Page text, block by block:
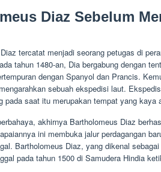
Diaz Sebelum
tercatat menjadi seorang petugas di
tahun 1480-an, Dia bergabung dengan
dengan Spanyol dan Prancis.
sebuah ekspedisi laut.
saat itu merupakan tempat yang kaya
akhirnya Bartholomeus Diaz
ini membuka jalur perdagangan
Bartholomeus Diaz, yang dikenal
pada tahun 1500 di Samudera Hindia